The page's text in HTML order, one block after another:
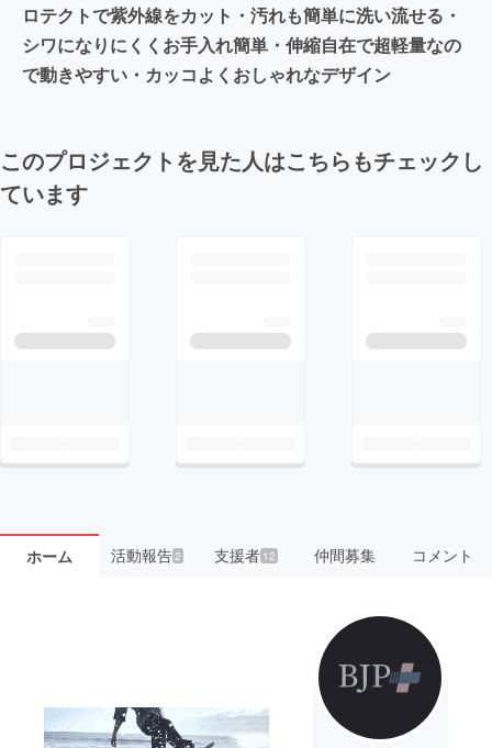
ロテクトで紫外線をカット・汚れも簡単に洗い流せる・
シワになりにくくお手入れ簡単・伸縮自在で超軽量なの
で動きやすい・カッコよくおしゃれなデザイン
このプロジェクトを見た人はこちらもチェックし
ています
ホーム 活動報告2 支援者 12 仲間募集 コメント